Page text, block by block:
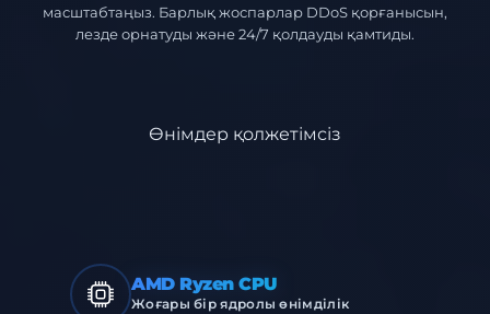
масштабтаңыз. Барлық жоспарлар DDoS қорғанысын,
лезде орнатуды және 24/7 қолдауды қамтиды.
Өнімдер қолжетімсіз
AMD Ryzen CPU
Жоғары бір ядролы өнімділік